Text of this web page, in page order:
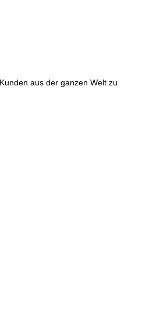
aus der ganzen Welt zu